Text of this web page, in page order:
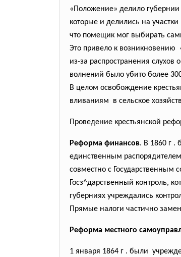
«Положение» делило
которые и делились на
что помещик мог выбирать
Это привело к возникновению
из-за распространения
волнений было убито более
В целом освобождение
вливаниям в сельское
Проведение крестьянской
Реформа финансов. В 1860 г .
единственным
совместно с Государственным
Госз^дарственный контроль,
губерниях учреждались
Прямые налоги частично
Реформа местного
1 января 1864 г . были